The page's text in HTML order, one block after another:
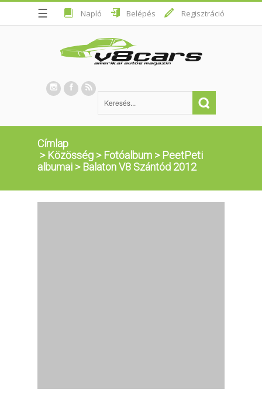
☰ Napló Belépés Regisztráció
Címlap
> Közösség > Fotóalbum > PeetPeti
albumai > Balaton V8 Szántód 2012